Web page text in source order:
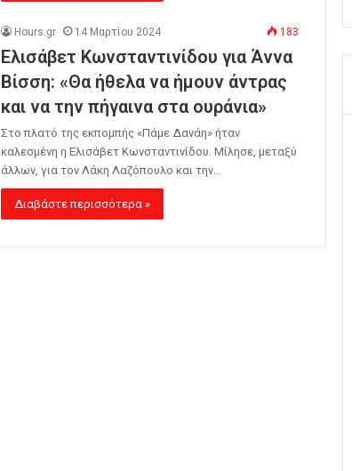
Hours.gr 14 Μαρτίου 2024 183
Ελισάβετ Κωνσταντινίδου για Άννα
Βίσση: «Θα ήθελα να ήμουν άντρας
και να την πήγαινα στα ουράνια»
Στο πλατό της εκπομπής «Πάμε Δανάη» ήταν
καλεσμένη η Ελισάβετ Κωνσταντινίδου. Μίλησε, μεταξύ
άλλων, για τον Λάκη Λαζόπουλο και την…
Διαβάστε περισσότερα »